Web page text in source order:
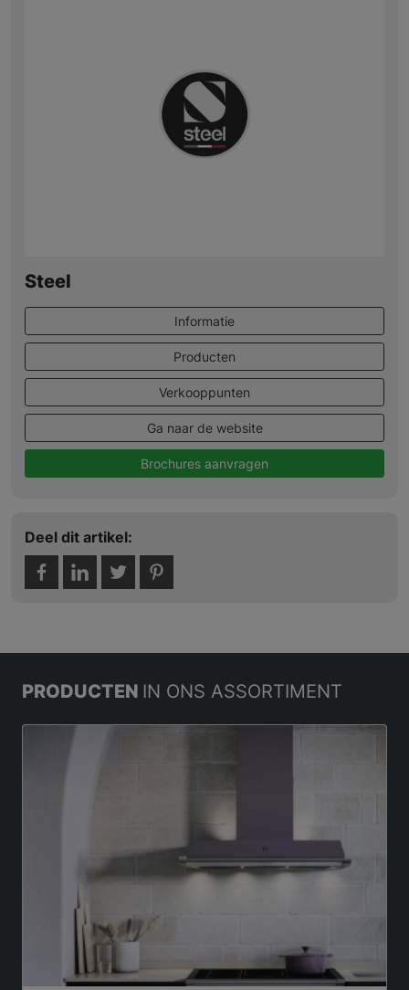
Steel
Informatie
Producten
Verkooppunten
Ga naar de website
Brochures aanvragen
Deel dit artikel:
PRODUCTEN IN ONS ASSORTIMENT